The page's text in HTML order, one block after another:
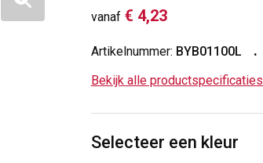
vanaf € 4,23
Artikelnummer: BYB01100L
Bekijk alle productspecificaties
Selecteer een kleur